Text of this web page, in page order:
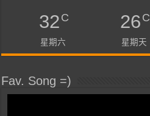
32C
星期六
26C
星期天
Fav. Song =)